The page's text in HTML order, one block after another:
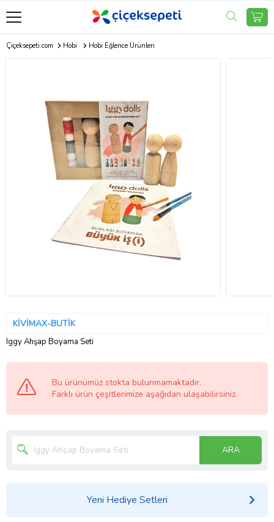
Çiçeksepeti.com Hobi Hobi Eğlence Ürünleri
KİVİMAX-BUTİK
Iggy Ahşap Boyama Seti
Bu ürünümüz stokta bulunmamaktadır.
Farklı ürün çeşitlerimize aşağıdan ulaşabilirsiniz.
ARA
Yeni Hediye Setleri